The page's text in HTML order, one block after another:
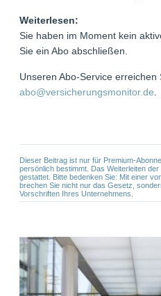
Weiterlesen:
Sie haben im Moment kein
Sie ein Abo abschließen.
Unseren Abo-Service erreichen
abo@versicherungsmonitor.de
Dieser Beitrag ist nur für Premium-
persönlich bestimmt. Das Weiterleiten
gestattet. Bitte bedenken Sie: Mit einer
brechen Sie nicht nur das Gesetz,
Vorschriften Ihres Unternehmens.